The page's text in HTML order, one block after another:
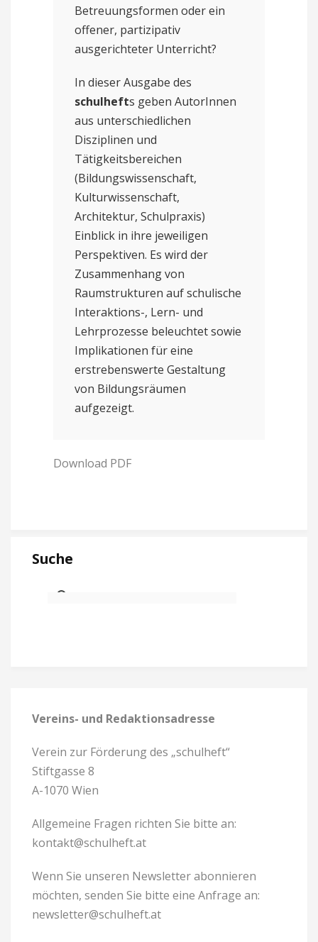
Betreuungsformen oder ein
offener, partizipativ
ausgerichteter Unterricht?
In dieser Ausgabe des
schulhefts geben AutorInnen
aus unterschiedlichen
Disziplinen und
Tätigkeitsbereichen
(Bildungswissenschaft,
Kulturwissenschaft,
Architektur, Schulpraxis)
Einblick in ihre jeweiligen
Perspektiven. Es wird der
Zusammenhang von
Raumstrukturen auf schulische
Interaktions-, Lern- und
Lehrprozesse beleuchtet sowie
Implikationen für eine
erstrebenswerte Gestaltung
von Bildungsräumen
aufgezeigt.
Download PDF
Suche
Vereins- und Redaktionsadresse
Verein zur Förderung des „schulheft“
Stiftgasse 8
A-1070 Wien
Allgemeine Fragen richten Sie bitte an:
kontakt@schulheft.at
Wenn Sie unseren Newsletter abonnieren
möchten, senden Sie bitte eine Anfrage an:
newsletter@schulheft.at